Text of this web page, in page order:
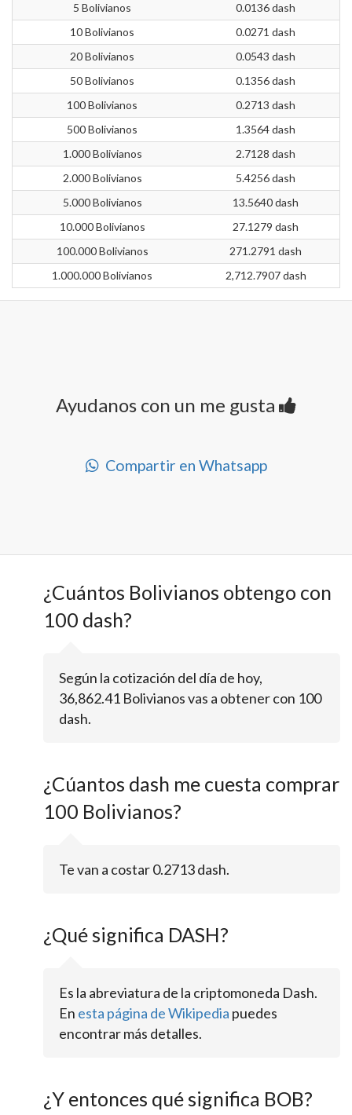
5 Bolivianos
0.0136 dash
10 Bolivianos
0.0271 dash
20 Bolivianos
0.0543 dash
50 Bolivianos
0.1356 dash
100 Bolivianos
0.2713 dash
500 Bolivianos
1.3564 dash
1.000 Bolivianos
2.7128 dash
2.000 Bolivianos
5.4256 dash
5.000 Bolivianos
13.5640 dash
10.000 Bolivianos
27.1279 dash
100.000 Bolivianos
271.2791 dash
1.000.000 Bolivianos
2,712.7907 dash
Ayudanos con un me gusta
Compartir en Whatsapp
¿Cuántos Bolivianos obtengo con
100 dash?
Según la cotización del día de hoy,
36,862.41 Bolivianos vas a obtener con 100
dash.
¿Cúantos dash me cuesta comprar
100 Bolivianos?
Te van a costar 0.2713 dash.
¿Qué significa DASH?
Es la abreviatura de la criptomoneda Dash.
En esta página de Wikipedia puedes
encontrar más detalles.
¿Y entonces qué significa BOB?